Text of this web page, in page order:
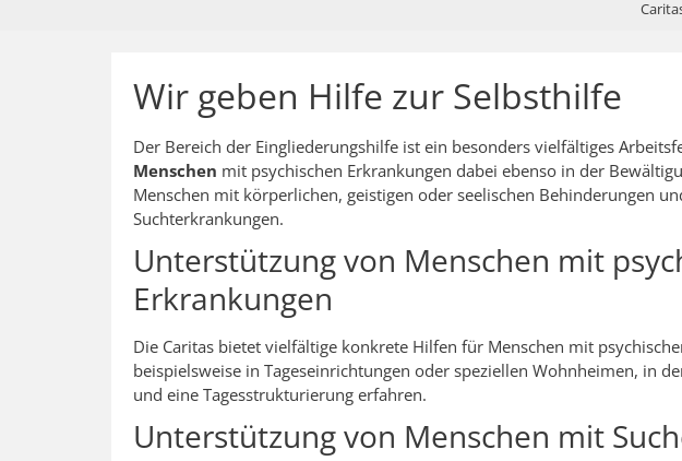
Wir geben Hilfe zur Selbsthilfe
Der Bereich der Eingliederungshilfe ist ein besonders vielfältiges
Menschen mit psychischen Erkrankungen dabei ebenso in der
Menschen mit körperlichen, geistigen oder seelischen Behinderungen
Suchterkrankungen.
Unterstützung von Menschen mit
Erkrankungen
Die Caritas bietet vielfältige konkrete Hilfen für Menschen mit
beispielsweise in Tageseinrichtungen oder speziellen Wohnheimen, in
und eine Tagesstrukturierung erfahren.
Unterstützung von Menschen mit